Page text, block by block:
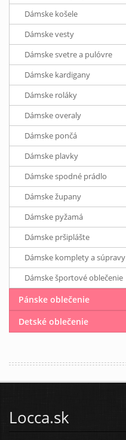
Dámske košele
Dámske vesty
Dámske svetre a pulóvre
Dámske kardigany
Dámske roláky
Dámske overaly
Dámske pončá
Dámske plavky
Dámske spodné prádlo
Dámske župany
Dámske pyžamá
Dámske pršiplášte
Dámske komplety a súpravy
Dámske športové oblečenie
Pánske oblečenie
Detské oblečenie
Locca.sk